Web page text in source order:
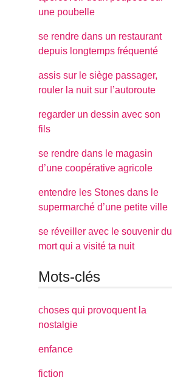
une poubelle
se rendre dans un restaurant
depuis longtemps fréquenté
assis sur le siège passager,
rouler la nuit sur l’autoroute
regarder un dessin avec son
fils
se rendre dans le magasin
d’une coopérative agricole
entendre les Stones dans le
supermarché d’une petite ville
se réveiller avec le souvenir du
mort qui a visité ta nuit
Mots-clés
choses qui provoquent la
nostalgie
enfance
fiction